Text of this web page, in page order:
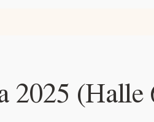
2025 (Halle